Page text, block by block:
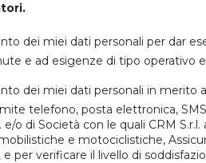
dei miei dati personali per dar
e ad esigenze di tipo operativo
dei miei dati personali in merito
telefono, posta elettronica,
o di Società con le quali CRM
e motociclistiche,
per verificare il livello di